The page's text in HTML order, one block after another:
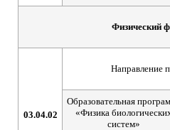
Физический
03.04.02
Направление
Образовательная
«Физика
систем»